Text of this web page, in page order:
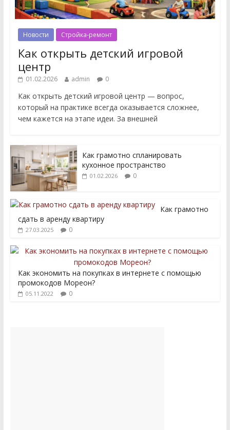
Новости Стройка-ремонт
Как открыть детский игровой
центр
01.02.2026 admin 0
Как открыть детский игровой центр — вопрос,
который на практике всегда оказывается сложнее,
чем кажется на этапе идеи. За внешней
Как грамотно спланировать
кухонное пространство
01.02.2026 0
Как грамотно
сдать в аренду квартиру
27.03.2025 0
Как экономить на покупках в интернете с помощью
промокодов Мореон?
05.11.2022 0